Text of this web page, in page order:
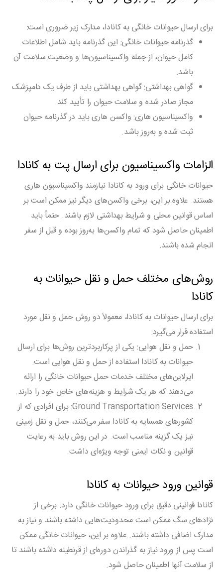
برای ارسال حیوانات خانگی به کانادا، مدارک زیر ضروری است:
گذرنامه حیوانات خانگی: این گذرنامه باید شامل اطلاعات
کامل حیوان، از جمله واکسیناسیون‌ها و وضعیت سلامت آن
باشد.
گواهی بهداشتی: گواهی بهداشتی باید از طرف یک دامپزشک
مجاز صادر شده و سلامت حیوان را تأیید کند.
واکسیناسیون هاری: واکسن هاری باید در گذرنامه حیوان
ثبت شده و به‌روز باشد.
الزامات واکسیناسیون برای ارسال پت به کانادا
حیوانات خانگی برای ورود به کانادا نیازمند واکسیناسیون هاری
هستند. علاوه بر این، برخی واکسن‌های دیگر نیز ممکن است بر
اساس قوانین محلی و شرایط بهداشتی لازم باشند. حتماً باید
اطمینان حاصل شود که تمام واکسن‌ها به‌روز بوده و قبل از سفر
انجام شده باشند.
روش‌های مختلف حمل و نقل حیوانات به
کانادا
برای ارسال حیوانات به کانادا، معمولاً دو روش حمل و نقل مورد
استفاده قرار می‌گیرد:
حمل و نقل هوایی: یکی از پرکاربردترین روش‌ها برای ارسال
حیوانات به کانادا استفاده از حمل و نقل هوایی است.
ایرلاین‌های مختلف خدمات حمل حیوانات خانگی را ارائه
می‌دهند که هر یک شرایط و هزینه‌های خاص خود را دارند.
Ground Transportation Services: برای افرادی که از
کشورهای همسایه به کانادا سفر می‌کنند، حمل و نقل زمینی
نیز یک گزینه مناسب است. در این روش باید به رعایت
قوانین و نکات ایمنی توجه ویژه‌ای داشت.
قوانین ورود حیوانات به کانادا
کانادا قوانینی دقیق برای ورود حیوانات خانگی دارد. برخی از
نژادهای سگ ممکن است محدودیت‌هایی داشته باشند و نیاز به
مدارک اضافی داشته باشند. علاوه بر این، حیوانات خانگی ممکن
است پس از ورود نیاز به گذراندن دوره‌ای از قرنطینه داشته باشند تا
از سلامت آنها اطمینان حاصل شود.